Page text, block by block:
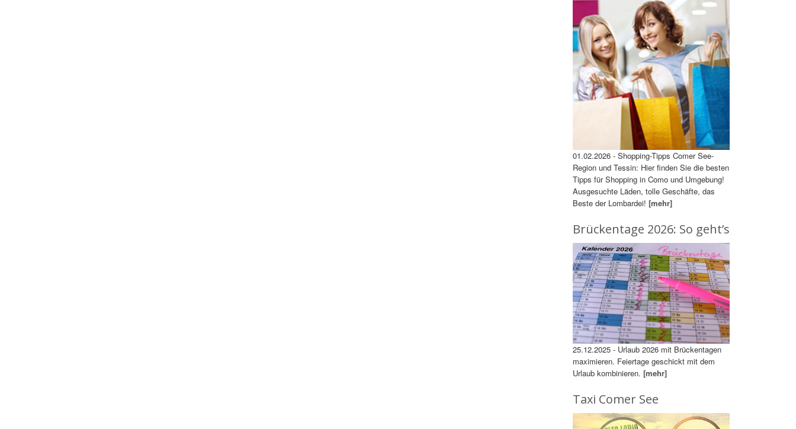
01.02.2026 - Shopping-Tipps Comer See-
Region und Tessin: Hier finden Sie die besten
Tipps für Shopping in Como und Umgebung!
Ausgesuchte Läden, tolle Geschäfte, das
Beste der Lombardei! [mehr]
Brückentage 2026: So geht’s
25.12.2025 - Urlaub 2026 mit Brückentagen
maximieren. Feiertage geschickt mit dem
Urlaub kombinieren. [mehr]
Taxi Comer See